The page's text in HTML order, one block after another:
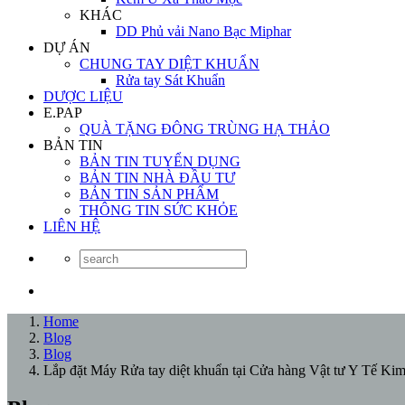
KHÁC
DD Phủ vải Nano Bạc Miphar
DỰ ÁN
CHUNG TAY DIỆT KHUẨN
Rửa tay Sát Khuẩn
DƯỢC LIỆU
E.PAP
QUÀ TẶNG ĐÔNG TRÙNG HẠ THẢO
BẢN TIN
BẢN TIN TUYỂN DỤNG
BẢN TIN NHÀ ĐẦU TƯ
BẢN TIN SẢN PHẨM
THÔNG TIN SỨC KHỎE
LIÊN HỆ
Home
Blog
Blog
Lắp đặt Máy Rửa tay diệt khuẩn tại Cửa hàng Vật tư Y Tế